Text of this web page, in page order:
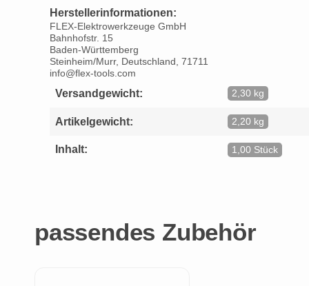
Herstellerinformationen:
FLEX-Elektrowerkzeuge GmbH
Bahnhofstr. 15
Baden-Württemberg
Steinheim/Murr, Deutschland, 71711
info@flex-tools.com
Versandgewicht: 2,30 kg
Artikelgewicht: 2,20 kg
Inhalt: 1,00 Stück
passendes Zubehör